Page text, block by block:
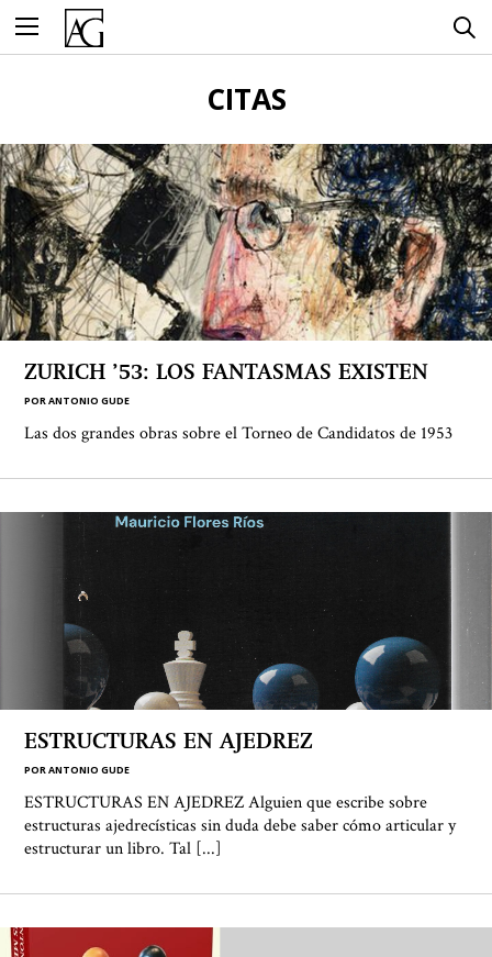
contenido
CITAS
ZURICH ’53: LOS FANTASMAS EXISTEN
PORANTONIO GUDE
Las dos grandes obras sobre el Torneo de Candidatos de 1953
ESTRUCTURAS EN AJEDREZ
PORANTONIO GUDE
ESTRUCTURAS EN AJEDREZ Alguien que escribe sobre
estructuras ajedrecísticas sin duda debe saber cómo articular y
estructurar un libro. Tal [...]